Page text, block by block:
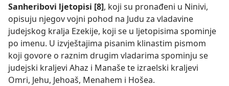
Sanheribovi ljetopisi [8], koji su pronađeni u Ninivi,
opisuju njegov vojni pohod na Judu za vladavine
judejskog kralja Ezekije, koji se u ljetopisima spominje
po imenu. U izvještajima pisanim klinastim pismom
koji govore o raznim drugim vladarima spominju se
judejski kraljevi Ahaz i Manaše te izraelski kraljevi
Omri, Jehu, Jehoaš, Menahem i Hošea.